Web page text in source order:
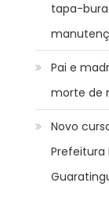
tapa-
Pai e
morte de
Novo
Prefeitura